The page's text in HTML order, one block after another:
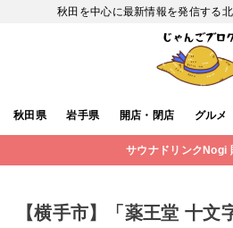
秋田を中心に最新情報を発信する
秋田県 岩手県 開店・閉店 グルメ
サウナドリンクNogi
【横手市】「薬王堂 十文